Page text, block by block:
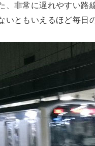
、非常に遅れやすい路
いともいえるほど毎日